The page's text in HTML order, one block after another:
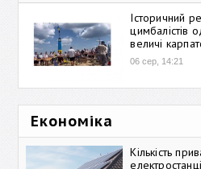
Історичний
цимбалістів
величі
06 сер, 14:21
Економіка
Кількість